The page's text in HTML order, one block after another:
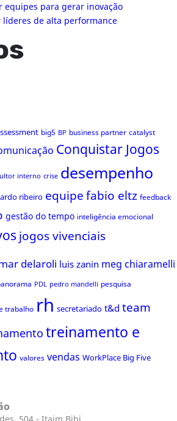
equipes para gerar inovação
líderes de alta performance
big5 BP business partner catalyst
Conquistar Jogos
interno crise desempenho
ribeiro equipefabio eltz feedback
gestão do tempo inteligência emocional
jogos vivenciais
delaroli luis zanin meg chiaramelli
PDL pedro mandelli pesquisa
trabalho rh secretariado t&d team
treinamento e
valores vendas WorkPlace Big Five